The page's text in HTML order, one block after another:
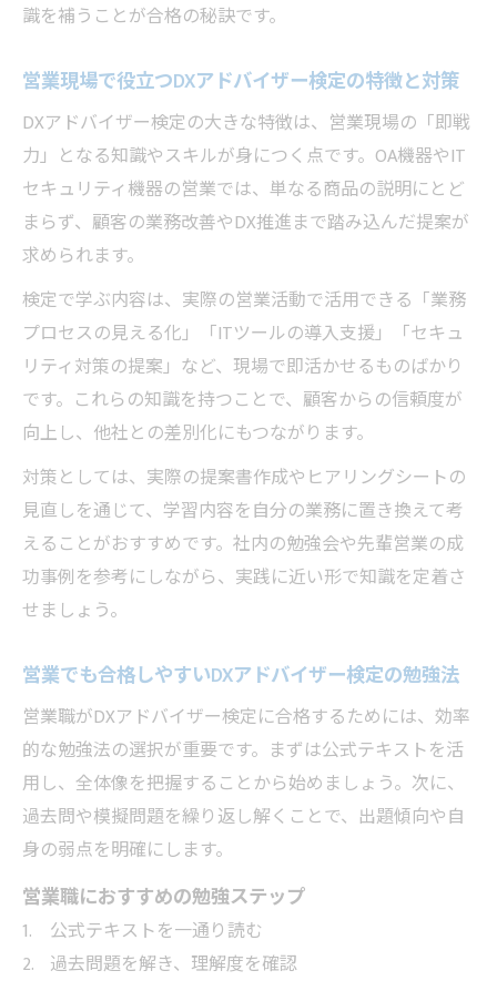
識を補うことが合格の秘訣です。
営業現場で役立つDXアドバイザー検定の特徴と対策
DXアドバイザー検定の大きな特徴は、営業現場の「即戦
力」となる知識やスキルが身につく点です。OA機器やIT
セキュリティ機器の営業では、単なる商品の説明にとど
まらず、顧客の業務改善やDX推進まで踏み込んだ提案が
求められます。
検定で学ぶ内容は、実際の営業活動で活用できる「業務
プロセスの見える化」「ITツールの導入支援」「セキュ
リティ対策の提案」など、現場で即活かせるものばかり
です。これらの知識を持つことで、顧客からの信頼度が
向上し、他社との差別化にもつながります。
対策としては、実際の提案書作成やヒアリングシートの
見直しを通じて、学習内容を自分の業務に置き換えて考
えることがおすすめです。社内の勉強会や先輩営業の成
功事例を参考にしながら、実践に近い形で知識を定着さ
せましょう。
営業でも合格しやすいDXアドバイザー検定の勉強法
営業職がDXアドバイザー検定に合格するためには、効率
的な勉強法の選択が重要です。まずは公式テキストを活
用し、全体像を把握することから始めましょう。次に、
過去問や模擬問題を繰り返し解くことで、出題傾向や自
身の弱点を明確にします。
営業職におすすめの勉強ステップ
公式テキストを一通り読む
過去問題を解き、理解度を確認